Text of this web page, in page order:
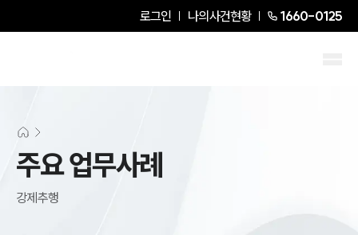
로그인 나의사건현황 1660-0125
주요 업무사례
강제추행